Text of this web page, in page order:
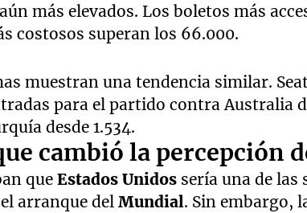
más elevados. Los boletos más
costosos superan los 66.000.
muestran una tendencia similar.
para el partido contra Australia
desde 1.534.
cambió la percepción
queEstados Unidos sería una de las
arranque delMundial. Sin embargo,